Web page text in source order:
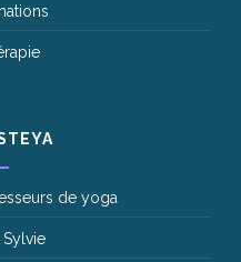
de yoga